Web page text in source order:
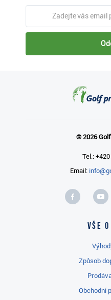
© 2026
Tel.:
Email:
Vše
Způsob
Obchodní